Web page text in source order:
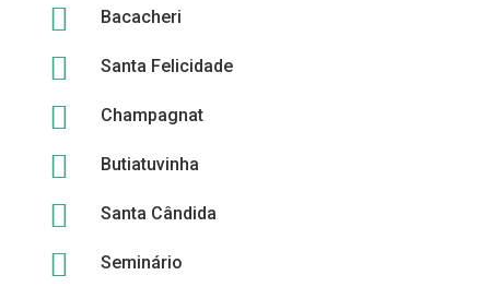
 Bacacheri
 Santa Felicidade
 Champagnat
 Butiatuvinha
 Santa Cândida
 Seminário